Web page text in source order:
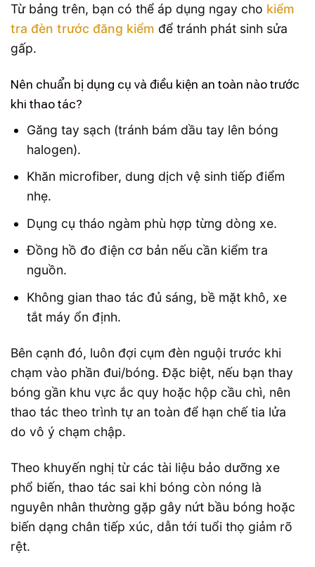
Từ bảng trên, bạn có thể áp dụng ngay cho kiểm
tra đèn trước đăng kiểm để tránh phát sinh sửa
gấp.
Nên chuẩn bị dụng cụ và điều kiện an toàn nào trước
khi thao tác?
Găng tay sạch (tránh bám dầu tay lên bóng
halogen).
Khăn microfiber, dung dịch vệ sinh tiếp điểm
nhẹ.
Dụng cụ tháo ngàm phù hợp từng dòng xe.
Đồng hồ đo điện cơ bản nếu cần kiểm tra
nguồn.
Không gian thao tác đủ sáng, bề mặt khô, xe
tắt máy ổn định.
Bên cạnh đó, luôn đợi cụm đèn nguội trước khi
chạm vào phần đui/bóng. Đặc biệt, nếu bạn thay
bóng gần khu vực ắc quy hoặc hộp cầu chì, nên
thao tác theo trình tự an toàn để hạn chế tia lửa
do vô ý chạm chập.
Theo khuyến nghị từ các tài liệu bảo dưỡng xe
phổ biến, thao tác sai khi bóng còn nóng là
nguyên nhân thường gặp gây nứt bầu bóng hoặc
biến dạng chân tiếp xúc, dẫn tới tuổi thọ giảm rõ
rệt.